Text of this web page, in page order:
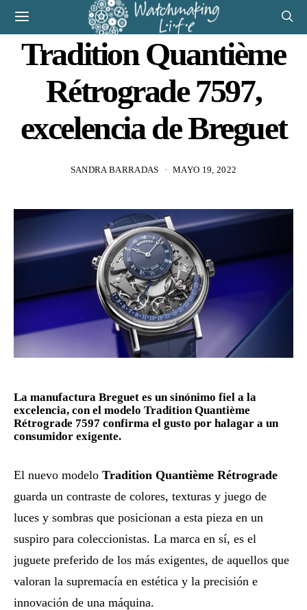
Tradition Quantième
Rétrograde 7597,
excelencia de Breguet
SANDRA BARRADAS MAYO 19, 2022
La manufactura Breguet es un sinónimo fiel a la
excelencia, con el modelo Tradition Quantième
Rétrograde 7597 confirma el gusto por halagar a un
consumidor exigente.
El nuevo modelo Tradition Quantième Rétrograde
guarda un contraste de colores, texturas y juego de
luces y sombras que posicionan a esta pieza en un
suspiro para coleccionistas. La marca en sí, es el
juguete preferido de los más exigentes, de aquellos que
valoran la supremacía en estética y la precisión e
innovación de una máquina.